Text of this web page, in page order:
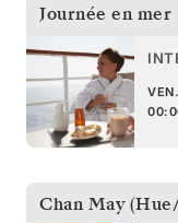
Journée en mer
Chan May